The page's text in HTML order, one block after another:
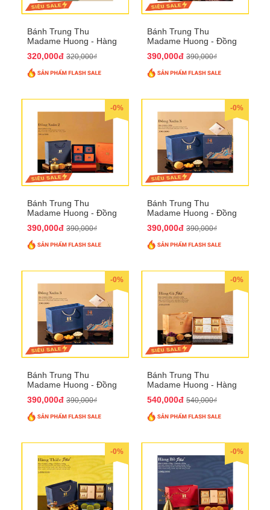
Bánh Trung Thu
Madame Huong - Hàng
320,000đ 320,000₫
Bánh Trung Thu
Madame Huong - Đồng
390,000đ 390,000₫
-0%
Bánh Trung Thu
Madame Huong - Đồng
390,000đ 390,000₫
-0%
Bánh Trung Thu
Madame Huong - Đồng
390,000đ 390,000₫
-0%
Bánh Trung Thu
Madame Huong - Đồng
390,000đ 390,000₫
-0%
Bánh Trung Thu
Madame Huong - Hàng
540,000đ 540,000₫
-0% -0%